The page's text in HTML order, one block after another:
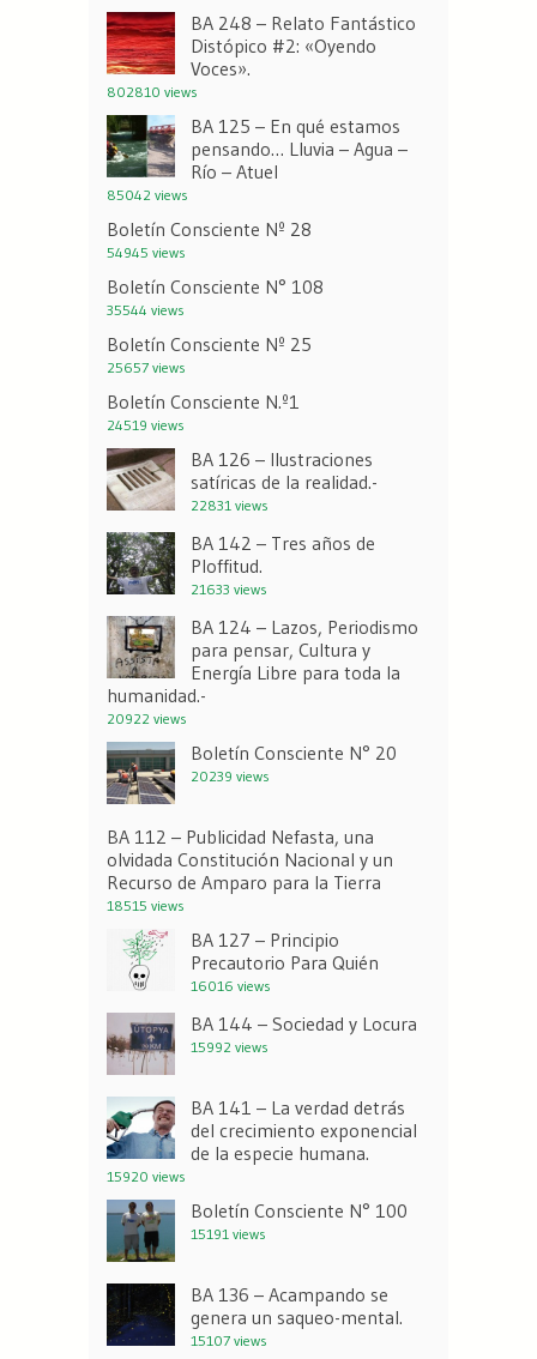
BA 248 – Relato Fantástico
Distópico #2: «Oyendo
Voces».
802810 views
BA 125 – En qué estamos
pensando… Lluvia – Agua –
Río – Atuel
85042 views
Boletín Consciente Nº 28
54945 views
Boletín Consciente N° 108
35544 views
Boletín Consciente Nº 25
25657 views
Boletín Consciente N.º1
24519 views
BA 126 – Ilustraciones
satíricas de la realidad.-
22831 views
BA 142 – Tres años de
Ploffitud.
21633 views
BA 124 – Lazos, Periodismo
para pensar, Cultura y
Energía Libre para toda la
humanidad.-
20922 views
Boletín Consciente N° 20
20239 views
BA 112 – Publicidad Nefasta, una
olvidada Constitución Nacional y un
Recurso de Amparo para la Tierra
18515 views
BA 127 – Principio
Precautorio Para Quién
16016 views
BA 144 – Sociedad y Locura
15992 views
BA 141 – La verdad detrás
del crecimiento exponencial
de la especie humana.
15920 views
Boletín Consciente N° 100
15191 views
BA 136 – Acampando se
genera un saqueo-mental.
15107 views